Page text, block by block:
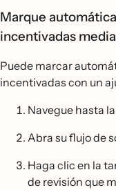
Marque
incentivadas
Puede marcar
incentivadas con un
Navegue hasta
Abra su flujo de
Haga clic en la
de revisión que